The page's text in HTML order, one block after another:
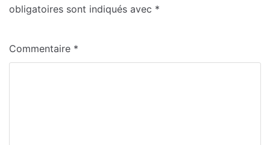
obligatoires sont indiqués avec *
Commentaire *